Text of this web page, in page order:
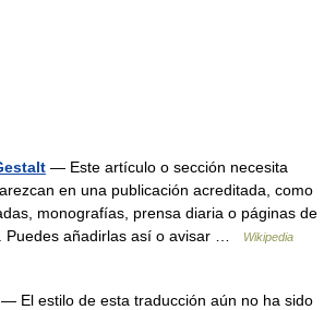
— Este artículo o sección necesita
en una publicación acreditada, como
monografías, prensa diaria o páginas de
Puedes añadirlas así o avisar …
Wikipedia
— El estilo de esta traducción aún no ha sido